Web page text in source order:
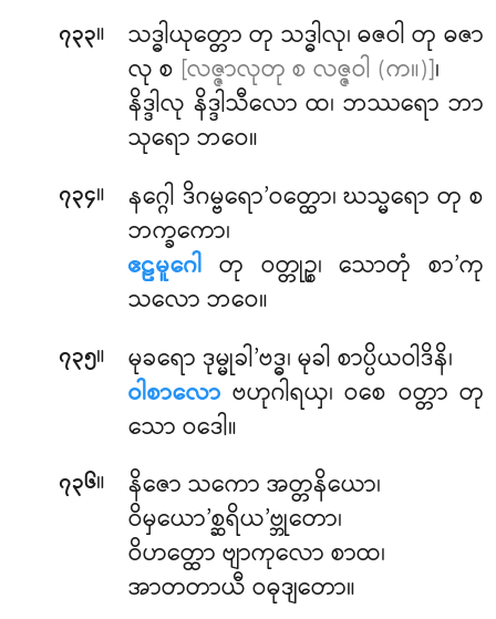
၇၃၃။
သဒ္ဓါယုတ္တော တု သဒ္ဓါလု၊ ဓဇဝါ တု ဓဇာ
လု စ [လဇ္ဇာလုတု စ လဇ္ဇဝါ (က။)]၊
နိဒ္ဒါလု နိဒ္ဒါသီလော ထ၊ ဘဿရော ဘာ
သုရော ဘဝေ။
၇၃၄။
နဂ္ဂေါ ဒိဂမ္ဗရော’ဝတ္ထော၊ ဃသ္မရော တု စ
ဘက္ခကော၊
ဧဠမူဂေါ တု ဝတ္တုဉ္စ၊ သောတုံ စာ’ကု
သလော ဘဝေ။
၇၃၅။
မုခရော ဒုမ္မုခါ’ဗဒ္ဓ၊ မုခါ စာပ္ပိယဝါဒိနိ၊
ဝါစာလော ဗဟုဂါရယှ၊ ဝစေ ဝတ္တာ တု
သော ဝဒေါ။
၇၃၆။
နိဇော သကော အတ္တနိယော၊
ဝိမှယော’စ္ဆရိယ’ဗ္ဘုတော၊
ဝိဟတ္ထော ဗျာကုလော စာထ၊
အာတတာယီ ဝဓုဒျတော။